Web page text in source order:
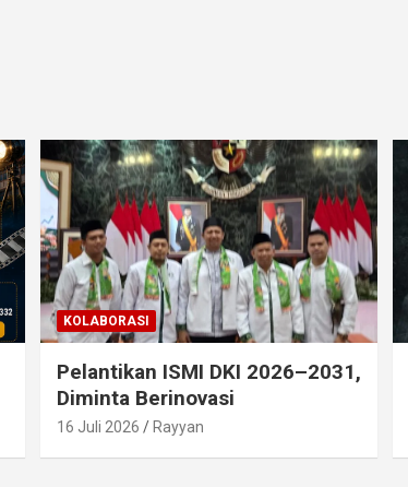
KOLABORASI
Pelantikan ISMI DKI 2026–2031,
Diminta Berinovasi
16 Juli 2026 Rayyan